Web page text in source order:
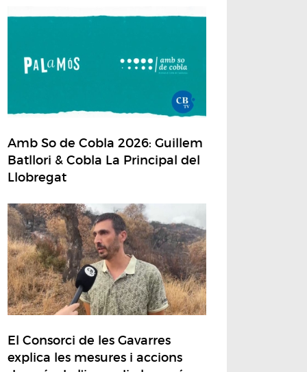
Amb So de Cobla 2026: Guillem
Batllori & Cobla La Principal del
Llobregat
El Consorci de les Gavarres
explica les mesures i accions